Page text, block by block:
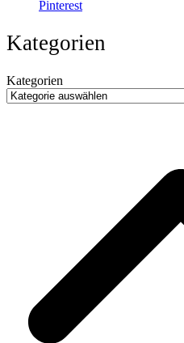
Pinterest
Kategorien
Kategorien